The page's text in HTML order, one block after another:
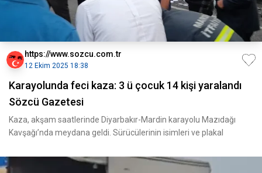
https://www.sozcu.com.tr
12 Ekim 2025 18:38
Karayolunda feci kaza: 3 ü çocuk 14 kişi yaralandı
Sözcü Gazetesi
Kaza, akşam saatlerinde Diyarbakır-Mardin karayolu Mazıdağı
Kavşağı’nda meydana geldi. Sürücülerinin isimleri ve plakal